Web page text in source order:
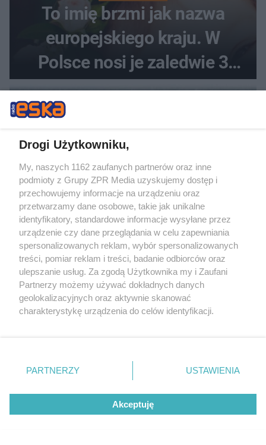
To imię brzmi jak nazwa
europejskiego kraju. W
Polsce nosi je zaledwie 3
kobiety
DOMOWE TRIKI
Zwilż kartkę i połóż na parapecie.
Żadna mucha nie wleci do twojego
domu
Drogi Użytkowniku,
My, naszych 1162 zaufanych partnerów oraz inne
podmioty z Grupy ZPR Media uzyskujemy dostęp i
przechowujemy informacje na urządzeniu oraz
przetwarzamy dane osobowe, takie jak unikalne
identyfikatory, standardowe informacje wysyłane przez
urządzenie czy dane przeglądania w celu zapewniania
spersonalizowanych reklam, wybór spersonalizowanych
treści, pomiar reklam i treści, badanie odbiorców oraz
ulepszanie usług. Za zgodą Użytkownika my i Zaufani
Partnerzy możemy używać dokładnych danych
geolokalizacyjnych oraz aktywnie skanować
charakterystykę urządzenia do celów identyfikacji.
zmienić/wycofać klikając przycisk ustawień prywatności
znajdujący się w lewym dolnym rogu strony
rodzaje przetwarzania danych nie wymagają zgody
użytkownika, ale masz prawo sprzeciwić się takiemu
przetwarzaniu. Preferencje będą miały zastosowanie tylko
PARTNERZY USTAWIENIA
Akceptuję